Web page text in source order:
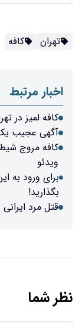
تهران کافه
اخبار مرتبط
کافه لمیز در
آگهی عجیب
کافه مروج
ویدئو
برای ورود به
بگذارید!
قتل مرد
نظر شما